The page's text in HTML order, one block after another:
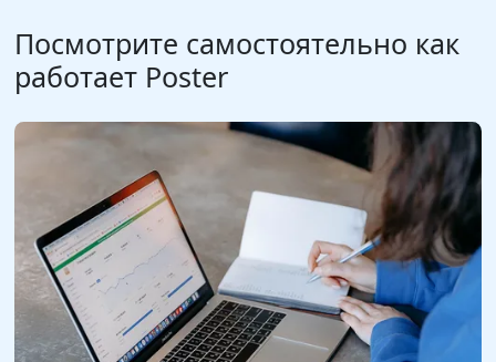
Посмотрите самостоятельно как
работает Poster